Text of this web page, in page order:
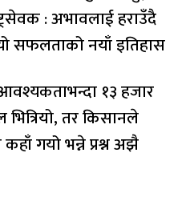
: अभावलाई हराउँदै
सफलताको नयाँ इतिहास
१३ हजार
भित्रियो, तर किसानले
गयो भन्ने प्रश्न अझै